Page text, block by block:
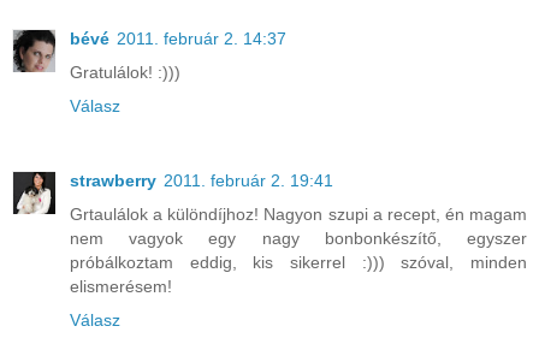
bévé 2011. február 2. 14:37
Gratulálok! :)))
Válasz
strawberry 2011. február 2. 19:41
Grtaulálok a különdíjhoz! Nagyon szupi a recept, én magam
nem vagyok egy nagy bonbonkészítő, egyszer
próbálkoztam eddig, kis sikerrel :))) szóval, minden
elismerésem!
Válasz